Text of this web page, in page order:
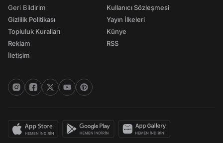
Geri Bildirim
Gizlilik Politikası
Topluluk Kuralları
Reklam
İletişim
Kullanıcı Sözleşmesi
Yayın İlkeleri
Künye
RSS